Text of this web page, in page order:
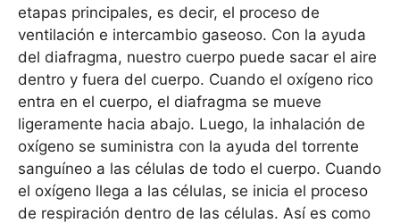
etapas principales, es decir, el proceso de
ventilación e intercambio gaseoso. Con la ayuda
del diafragma, nuestro cuerpo puede sacar el aire
dentro y fuera del cuerpo. Cuando el oxígeno rico
entra en el cuerpo, el diafragma se mueve
ligeramente hacia abajo. Luego, la inhalación de
oxígeno se suministra con la ayuda del torrente
sanguíneo a las células de todo el cuerpo. Cuando
el oxígeno llega a las células, se inicia el proceso
de respiración dentro de las células. Así es como